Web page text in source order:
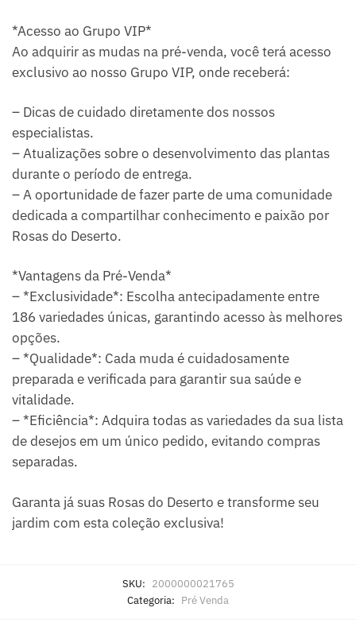
*Acesso ao Grupo VIP*
Ao adquirir as mudas na pré-venda, você terá acesso
exclusivo ao nosso Grupo VIP, onde receberá:
– Dicas de cuidado diretamente dos nossos
especialistas.
– Atualizações sobre o desenvolvimento das plantas
durante o período de entrega.
– A oportunidade de fazer parte de uma comunidade
dedicada a compartilhar conhecimento e paixão por
Rosas do Deserto.
*Vantagens da Pré-Venda*
– *Exclusividade*: Escolha antecipadamente entre
186 variedades únicas, garantindo acesso às melhores
opções.
– *Qualidade*: Cada muda é cuidadosamente
preparada e verificada para garantir sua saúde e
vitalidade.
– *Eficiência*: Adquira todas as variedades da sua lista
de desejos em um único pedido, evitando compras
separadas.
Garanta já suas Rosas do Deserto e transforme seu
jardim com esta coleção exclusiva!
SKU: 2000000021765
Categoria: Pré Venda